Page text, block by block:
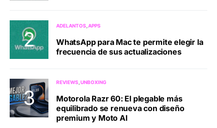
ADELANTOS APPS
WhatsApp para Mac te permite elegir la
frecuencia de sus actualizaciones
REVIEWS UNBOXING
Motorola Razr 60: El plegable más
equilibrado se renueva con diseño
premium y Moto AI